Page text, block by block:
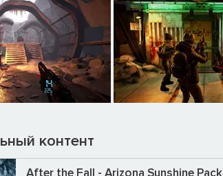
контент
After the Fall - Arizona Sunshine Pack